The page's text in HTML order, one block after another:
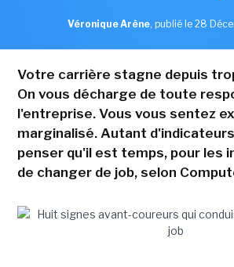
Véronique Arène, publié le 28
Votre carrière stagne depuis
On vous décharge de toute
l'entreprise. Vous vous sentez
marginalisé. Autant
penser qu'il est temps, pour les
de changer de job, selon